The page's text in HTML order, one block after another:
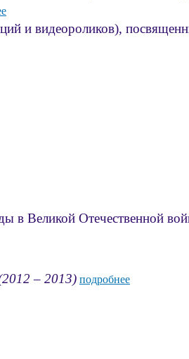
и видеороликов),
Великой Отечественной
– 2013) подробнее